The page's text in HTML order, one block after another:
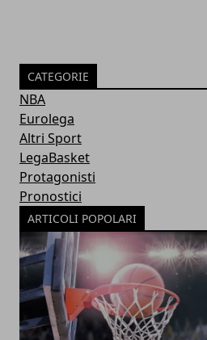
CATEGORIE
NBA
Eurolega
Altri Sport
LegaBasket
Protagonisti
Pronostici
ARTICOLI POPOLARI